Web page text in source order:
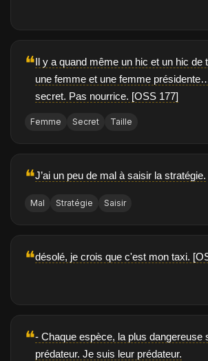
❝Il y a quand même un hic et un hic de
une femme et une femme
secret. Pas nourrice. [OSS 177]
Femme Secret Taille
❝J’ai un peu de mal à saisir la stratégie.
Mal Stratégie Saisir
❝désolé, je crois que c'est mon taxi.
❝- Chaque espèce, la plus dangereuse
prédateur. Je suis leur prédateur.